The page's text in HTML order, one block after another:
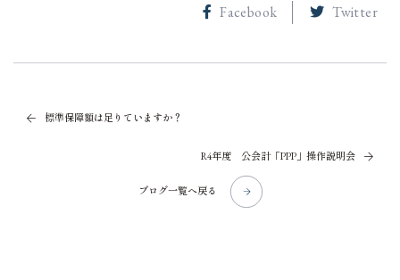
Facebook Twitter
標準保障額は足りていますか？
ブログ一覧へ戻る
R4年度 公会計「PPP」操作説明会